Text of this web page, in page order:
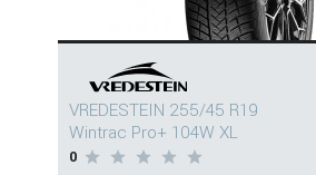
VREDESTEIN 255/45 R19
Wintrac Pro+ 104W XL
0